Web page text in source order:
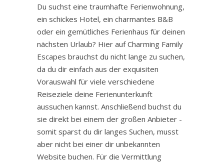
Du suchst eine traumhafte Ferienwohnung,
ein schickes Hotel, ein charmantes B&B
oder ein gemütliches Ferienhaus für deinen
nächsten Urlaub? Hier auf Charming Family
Escapes brauchst du nicht lange zu suchen,
da du dir einfach aus der exquisiten
Vorauswahl für viele verschiedene
Reiseziele deine Ferienunterkunft
aussuchen kannst. Anschließend buchst du
sie direkt bei einem der großen Anbieter -
somit sparst du dir langes Suchen, musst
aber nicht bei einer dir unbekannten
Website buchen. Für die Vermittlung